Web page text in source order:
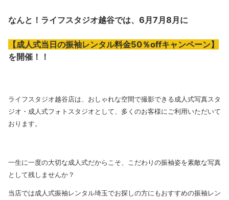
なんと！ライフスタジオ越谷では、6月7月8月に
【成人式当日の振袖レンタル料金50％offキャンペーン】
を開催！！
ライフスタジオ越谷店は、おしゃれな空間で撮影できる成人式写真スタ
ジオ・成人式フォトスタジオとして、多くのお客様にご利用いただいて
おります。
一生に一度の大切な成人式だからこそ、こだわりの振袖姿を素敵な写真
として残しませんか？
当店では成人式振袖レンタル埼玉でお探しの方にもおすすめの振袖レン